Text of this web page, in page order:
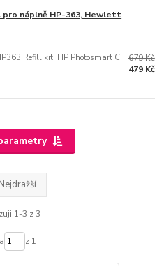
pro náplně HP-363, Hewlett
Refill kit, HP Photosmart C,
679 Kč
479 Kč
Nejdražší
1-3 z 3
z 1